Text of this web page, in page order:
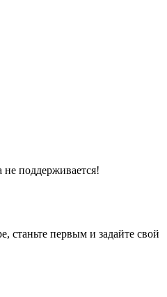
не поддерживается!
станьте первым и задайте свой